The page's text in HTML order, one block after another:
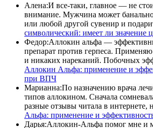
Алена:И все-таки, главное — не
внимание. Мужчина может
или любой другой сувенир и
символический: имеет ли значение
Федор:Аллокин альфа —
препарат против герпеса.
и никаких нареканий. Побочных
Аллокин Альфа: применение и
при ВПЧ
Марианна:По назначению врача
типов аллокином. Сначала
разные отзывы читала в интернете,
Альфа: применение и
Дарья:Аллокин-Альфа помог мне и